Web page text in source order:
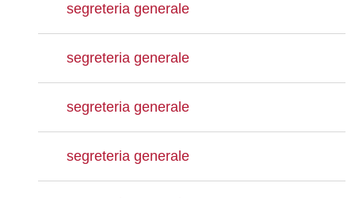
segreteria generale
segreteria generale
segreteria generale
segreteria generale